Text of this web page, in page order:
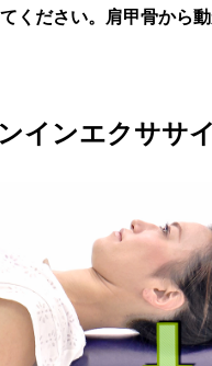
ください。肩甲骨から動
インエクササ